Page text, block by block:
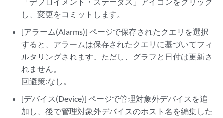
「デプロイメント・ステータス」アイコンをクリック
し、変更をコミットします。
[アラーム(Alarms)] ページで保存されたクエリを選択
すると、アラームは保存されたクエリに基づいてフィ
ルタリングされます。ただし、グラフと日付は更新さ
れません。
回避策:なし。
[デバイス(Device)] ページで管理対象外デバイスを追
加し、後で管理対象外デバイスのホスト名を編集した